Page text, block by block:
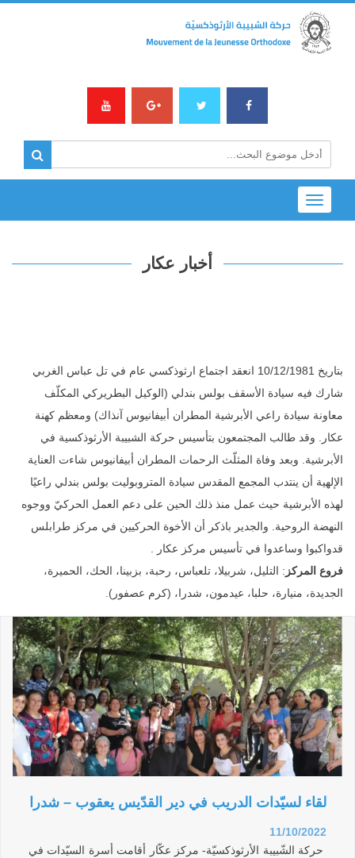
Toggle
navigation
أخبار عكار
بتاريخ 10/12/1981 انعقد اجتماع ارثوذكسي عام في تل عباس الغربي
شارك فيه سيادة الأسقف بولس بندلي (الوكيل البطريركي المكلّف
معاونة سيادة راعي الأبرشية المطران أبيفانيوس آنذاك) ومعظم كهنة
عكار. وقد طالب المجتمعون بتأسيس حركة الشبيبة الأرثوذكسية في
الأبرشية. وبعد وفاة المثلّث الرحمات المطران أبيفانيوس شاءت العناية
الإلهية أن ينتدب المجمع المقدس سيادة المتروبوليت بولس بندلي راعيًا
لهذه الأبرشية حيث عمل منذ ذلك الحين على دعم العمل الحركيّ ووجوه
النهضة الروحية. والجدير باذكر أن الأخوة الحركيين في مركز طرابلس
قدواكبوا وساعدوا في تأسيس مركز عكار .
فروع المركز : التليل، شربيلا، تلعباس، رحبة، بزبينا، الحك، الحميرة،
الجديدة، منيارة، حلبا، عيدمون، شدرا، (كرم عصفور).
لقاء لسيّدات الدريب في دير القدّيس يعقوب – شدرا
11/10/2022
حركة الشّبيبة الأرثوذكسيّة- مركز عكّار أقامت أسرة السيّدات في